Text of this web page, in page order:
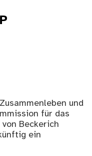
und
für das
Beckerich
ein